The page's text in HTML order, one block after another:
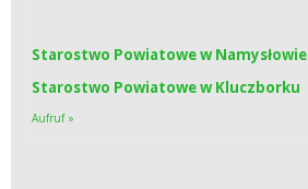
Starostwo Powiatowe w Namysłowie
Starostwo Powiatowe w Kluczborku
Aufruf »